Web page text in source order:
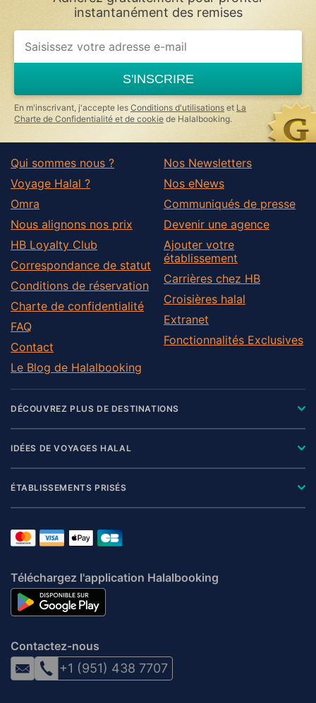
instantanément des remises
S'INSCRIRE
En m'inscrivant, j'accepte les Conditions d'utilisations et La
Charte de Confidentialité et de cookie de Halalbooking.
Qui sommes nous ?
Voyage Halal ?
Omra
Nous alignons nos prix
HB Loyalty Club
Correspondance de statut
Conditions de réservation
Charte de confidentialité
FAQ
Contact
Le Blog de Halalbooking
Nos Newsletters
Nos eNews
Communiqués de presse
Devenir une agence
Ajouter votre
établissement
Carrières chez HB
Croisières halal
Extranet
Fonctionnalités Exclusives
DÉCOUVREZ PLUS DE DESTINATIONS
IDÉES DE VOYAGES HALAL
ÉTABLISSEMENTS PRISÉS
Téléchargez l'application Halalbooking
Contactez-nous
+1 (951) 438 7707